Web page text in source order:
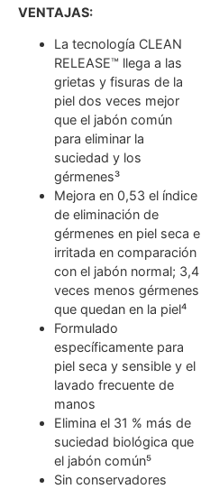
VENTAJAS:
La tecnología CLEAN
RELEASE™ llega a las
grietas y fisuras de la
piel dos veces mejor
que el jabón común
para eliminar la
suciedad y los
gérmenes³
Mejora en 0,53 el índice
de eliminación de
gérmenes en piel seca e
irritada en comparación
con el jabón normal; 3,4
veces menos gérmenes
que quedan en la piel⁴
Formulado
específicamente para
piel seca y sensible y el
lavado frecuente de
manos
Elimina el 31 % más de
suciedad biológica que
el jabón común⁵
Sin conservadores